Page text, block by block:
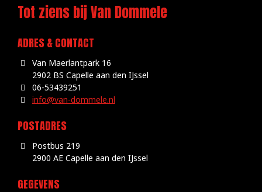
Tot ziens bij Van Dommele
ADRES & CONTACT
Van Maerlantpark 16
2902 BS Capelle aan den IJssel
06-53439251
info@van-dommele.nl
POSTADRES
Postbus 219
2900 AE Capelle aan den IJssel
GEGEVENS